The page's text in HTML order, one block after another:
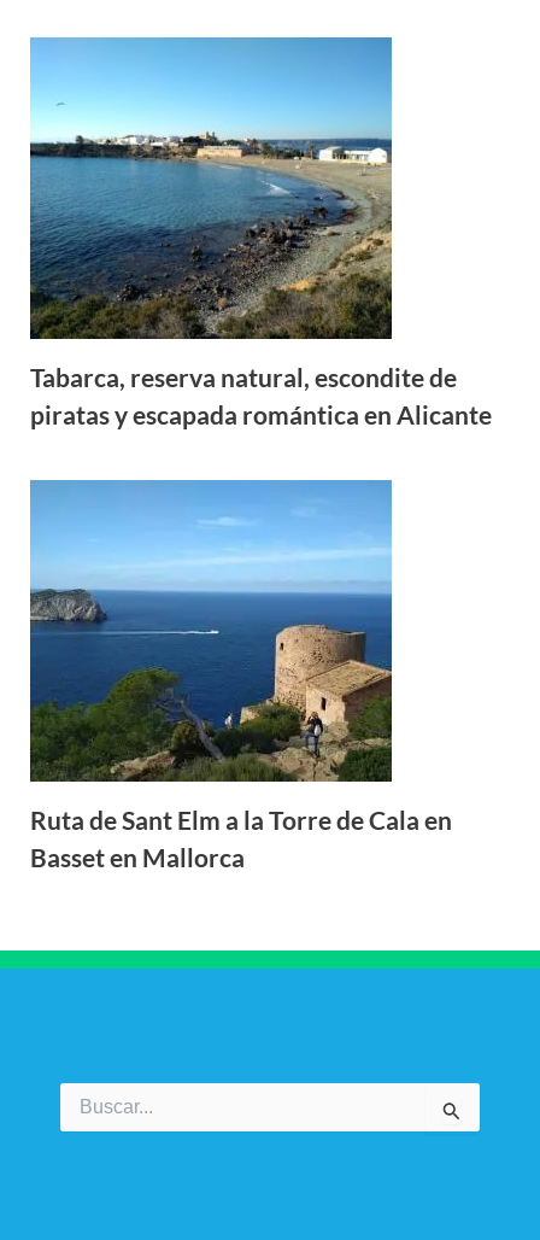
Tabarca, reserva natural, escondite de
piratas y escapada romántica en Alicante
Ruta de Sant Elm a la Torre de Cala en
Basset en Mallorca
por: